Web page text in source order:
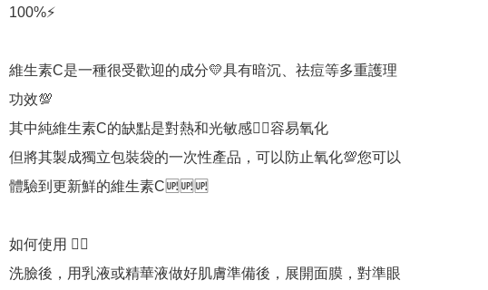
100%⚡
維生素C是一種很受歡迎的成分💛具有暗沉、祛痘等多重護理
功效💯
其中純維生素C的缺點是對熱和光敏感👉🏻容易氧化
但將其製成獨立包裝袋的一次性產品，可以防止氧化💯您可以
體驗到更新鮮的維生素C🆙🆙🆙
如何使用 👉🏻
洗臉後，用乳液或精華液做好肌膚準備後，展開面膜，對準眼